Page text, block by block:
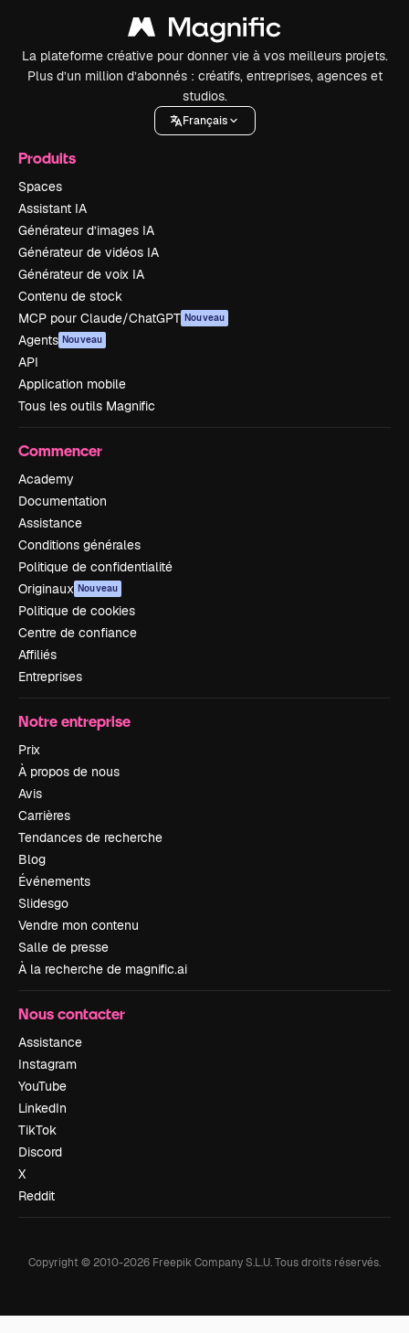
La plateforme créative pour donner vie à vos meilleurs projets.
Plus d’un million d’abonnés : créatifs, entreprises, agences et
studios.
Français
Produits
Spaces
Assistant IA
Générateur d’images IA
Générateur de vidéos IA
Générateur de voix IA
Contenu de stock
MCP pour Claude/ChatGPT Nouveau
Agents Nouveau
API
Application mobile
Tous les outils Magnific
Commencer
Academy
Documentation
Assistance
Conditions générales
Politique de confidentialité
Originaux Nouveau
Politique de cookies
Centre de confiance
Affiliés
Entreprises
Notre entreprise
Prix
À propos de nous
Avis
Carrières
Tendances de recherche
Blog
Événements
Slidesgo
Vendre mon contenu
Salle de presse
À la recherche de magnific.ai
Nous contacter
Assistance
Instagram
YouTube
LinkedIn
TikTok
Discord
X
Reddit
Copyright © 2010-2026 Freepik Company S.L.U.Tous droits réservés.